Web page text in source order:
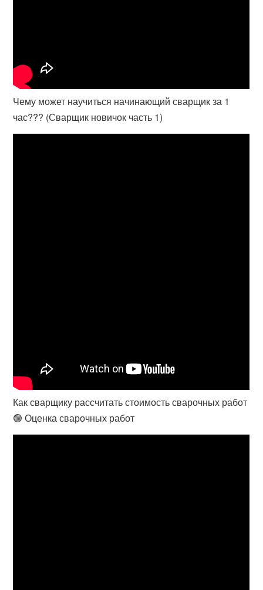
Чему может научиться начинающий сварщик за 1
час??? (Сварщик новичок часть 1)
Как сварщику рассчитать стоимость сварочных работ
🟢 Оценка сварочных работ